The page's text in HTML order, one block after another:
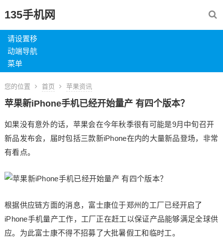
135手机网
请设置移
动端导航
菜单
您的位置 首页 苹果资讯
苹果新iPhone手机已经开始量产 有四个版本？
如果没有意外的话，苹果会在今年秋季很有可能是9月中旬召开
新品发布会，届时包括三款新iPhone在内的大量新品登场，非常
有看点。
根据供应链方面的消息，富士康位于郑州的工厂已经开启了
iPhone手机量产工作，工厂正在赶工以保证产品能够满足全球供
应。为此富士康不得不招募了大批暑假工和临时工。